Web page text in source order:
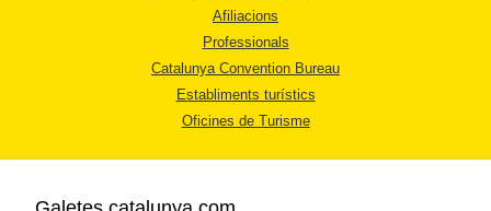
Afiliacions
Professionals
Catalunya Convention Bureau
Establiments turístics
Oficines de Turisme